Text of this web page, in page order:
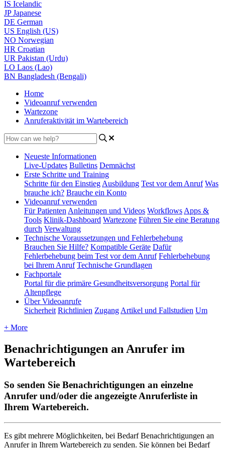
IS Icelandic
JPJapanese
DE German
US English (US)
NO Norwegian
HR Croatian
UR Pakistan (Urdu)
LO Laos (Lao)
BN Bangladesh (Bengali)
Home
Videoanruf verwenden
Wartezone
Anruferaktivität im Wartebereich
Neueste Informationen
Live-Updates Bulletins Demnächst
Erste Schritte und Training
Schritte für den Einstieg Ausbildung Test vor dem Anruf Was
brauche ich? Brauche ein Konto
Videoanruf verwenden
Für Patienten Anleitungen und Videos Workflows Apps &
Tools Klinik-Dashboard Wartezone Führen Sie eine Beratung
durch Verwaltung
Technische Voraussetzungen und Fehlerbehebung
Brauchen Sie Hilfe? Kompatible Geräte Dafür
Fehlerbehebung beim Test vor dem Anruf Fehlerbehebung
bei Ihrem Anruf Technische Grundlagen
Fachportale
Portal für die primäre Gesundheitsversorgung Portal für
Altenpflege
Über Videoanrufe
Sicherheit Richtlinien Zugang Artikel und Fallstudien Um
+ More
Benachrichtigungen an Anrufer im
Wartebereich
So senden Sie Benachrichtigungen an einzelne
Anrufer und/oder die angezeigte Anruferliste in
Ihrem Wartebereich.
Es gibt mehrere Möglichkeiten, bei Bedarf Benachrichtigungen an
Anrufer in Ihrem Wartebereich zu senden. Sie können bei Bedarf